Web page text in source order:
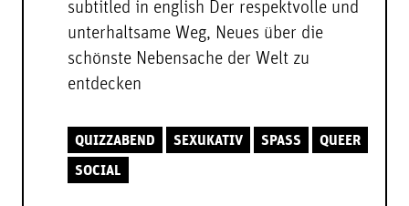
subtitled in english Der respektvolle und
unterhaltsame Weg, Neues über die
schönste Nebensache der Welt zu
entdecken
QUIZZABEND SEXUKATIV SPASS
QUEER
SOCIAL